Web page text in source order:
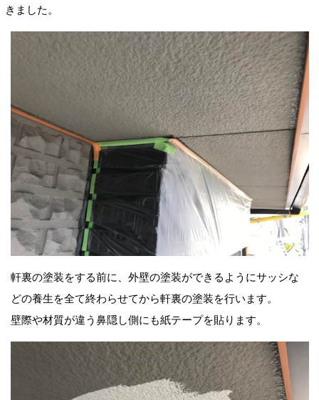
きました。
軒裏の塗装をする前に、外壁の塗装ができるようにサッシな
どの養生を全て終わらせてから軒裏の塗装を行います。
壁際や材質が違う鼻隠し側にも紙テープを貼ります。